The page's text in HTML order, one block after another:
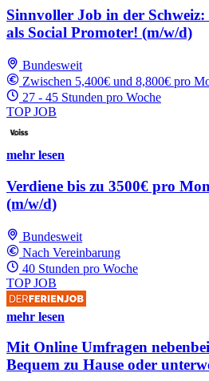
Sinnvoller Job in der
als Social Promoter! (m/w/d)
Bundesweit
Zwischen 5,400€ und 8,800€ pro
27 - 45 Stunden pro Woche
TOP JOB
mehr lesen
Verdiene bis zu 3500€ pro
(m/w/d)
Bundesweit
Nach Vereinbarung
40 Stunden pro Woche
TOP JOB
mehr lesen
Mit Online Umfragen
Bequem zu Hause oder